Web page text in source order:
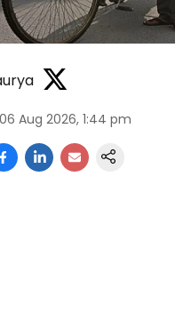
06 Aug 2026, 1:44 pm